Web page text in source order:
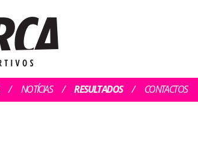
NOTÍCIAS RESULTADOS CONTACTOS